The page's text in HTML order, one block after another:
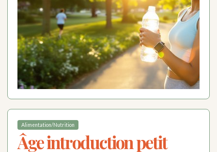
Alimentation/Nutrition
Âge introduction petit